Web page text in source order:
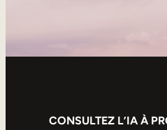
CONSULTEZ L’IA À